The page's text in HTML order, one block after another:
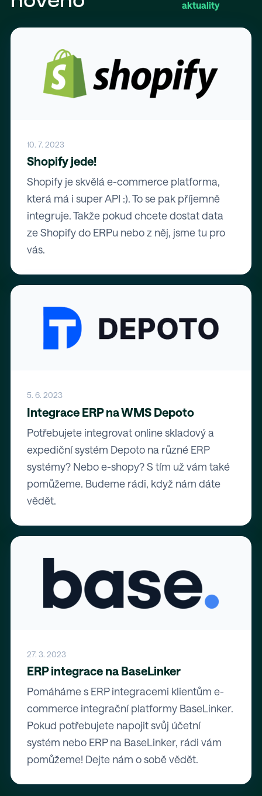
aktuality
10. 7. 2023
Shopify jede!
Shopify je skvělá e-commerce platforma,
která má i super API :). To se pak příjemně
integruje. Takže pokud chcete dostat data
ze Shopify do ERPu nebo z něj, jsme tu pro
vás.
5. 6. 2023
Integrace ERP na WMS Depoto
Potřebujete integrovat online skladový a
expediční systém Depoto na různé ERP
systémy? Nebo e-shopy? S tím už vám také
pomůžeme. Budeme rádi, když nám dáte
vědět.
27. 3. 2023
ERP integrace na BaseLinker
Pomáháme s ERP integracemi klientům e-
commerce integrační platformy BaseLinker.
Pokud potřebujete napojit svůj účetní
systém nebo ERP na BaseLinker, rádi vám
pomůžeme! Dejte nám o sobě vědět.